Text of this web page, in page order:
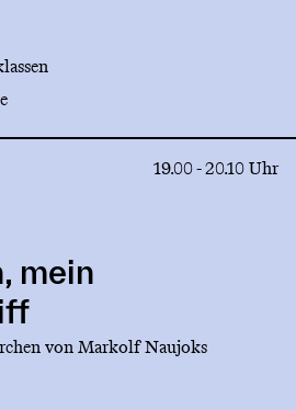
19.00 - 20.10 Uhr
mein
von Markolf Naujoks